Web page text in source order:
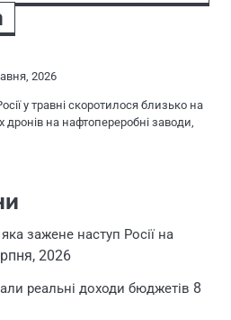
2026
у травні скоротилося близько на
дронів на нафтопереробні заводи,
зажене наступ Росії на
2026
реальні доходи бюджетів 8